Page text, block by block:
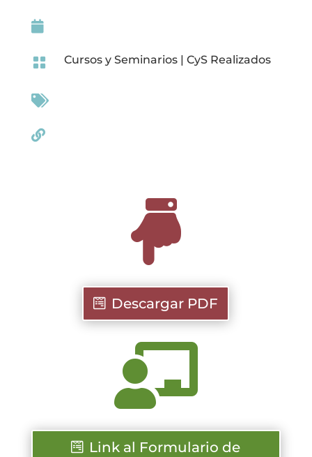

 Cursos y Seminarios| CyS Realizados



Descargar PDF

Link al Formulario de